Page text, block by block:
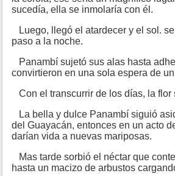
sucedía, ella se inmolaría con él.
Luego, llegó el atardecer y el sol.
paso a la noche.
Panambí sujetó sus alas hasta
convirtieron en una sola espera de
Con el transcurrir de los días, la
La bella y dulce Panambí siguió
del Guayacán, entonces en un acto
darían vida a nuevas mariposas.
Mas tarde sorbió el néctar que
hasta un macizo de arbustos